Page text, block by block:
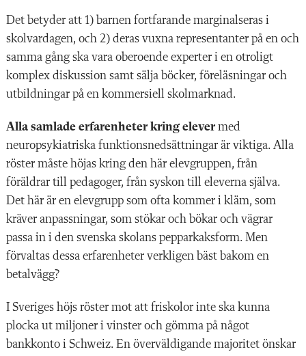
Det betyder att 1) barnen fortfarande marginalseras i
skolvardagen, och 2) deras vuxna representanter på en och
samma gång ska vara oberoende experter i en otroligt
komplex diskussion samt sälja böcker, föreläsningar och
utbildningar på en kommersiell skolmarknad.
Alla samlade erfarenheter kring elever med
neuropsykiatriska funktionsnedsättningar är viktiga. Alla
röster måste höjas kring den här elevgruppen, från
föräldrar till pedagoger, från syskon till eleverna själva.
Det här är en elevgrupp som ofta kommer i kläm, som
kräver anpassningar, som stökar och bökar och vägrar
passa in i den svenska skolans pepparkaksform. Men
förvaltas dessa erfarenheter verkligen bäst bakom en
betalvägg?
I Sveriges höjs röster mot att friskolor inte ska kunna
plocka ut miljoner i vinster och gömma på något
bankkonto i Schweiz. En överväldigande majoritet önskar